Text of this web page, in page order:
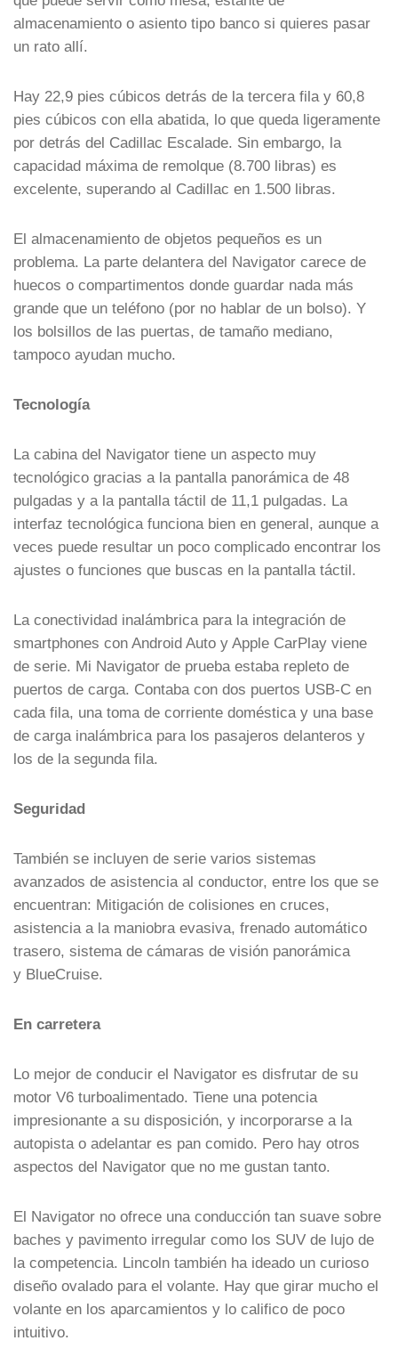
almacenamiento o asiento tipo banco si quieres pasar
un rato allí.
Hay 22,9 pies cúbicos detrás de la tercera fila y 60,8
pies cúbicos con ella abatida, lo que queda ligeramente
por detrás del Cadillac Escalade. Sin embargo, la
capacidad máxima de remolque (8.700 libras) es
excelente, superando al Cadillac en 1.500 libras.
El almacenamiento de objetos pequeños es un
problema. La parte delantera del Navigator carece de
huecos o compartimentos donde guardar nada más
grande que un teléfono (por no hablar de un bolso). Y
los bolsillos de las puertas, de tamaño mediano,
tampoco ayudan mucho.
Tecnología
La cabina del Navigator tiene un aspecto muy
tecnológico gracias a la pantalla panorámica de 48
pulgadas y a la pantalla táctil de 11,1 pulgadas. La
interfaz tecnológica funciona bien en general, aunque a
veces puede resultar un poco complicado encontrar los
ajustes o funciones que buscas en la pantalla táctil.
La conectividad inalámbrica para la integración de
smartphones con Android Auto y Apple CarPlay viene
de serie. Mi Navigator de prueba estaba repleto de
puertos de carga. Contaba con dos puertos USB-C en
cada fila, una toma de corriente doméstica y una base
de carga inalámbrica para los pasajeros delanteros y
los de la segunda fila.
Seguridad
También se incluyen de serie varios sistemas
avanzados de asistencia al conductor, entre los que se
encuentran: Mitigación de colisiones en cruces,
asistencia a la maniobra evasiva, frenado automático
trasero, sistema de cámaras de visión panorámica
y BlueCruise.
En carretera
Lo mejor de conducir el Navigator es disfrutar de su
motor V6 turboalimentado. Tiene una potencia
impresionante a su disposición, y incorporarse a la
autopista o adelantar es pan comido. Pero hay otros
aspectos del Navigator que no me gustan tanto.
El Navigator no ofrece una conducción tan suave sobre
baches y pavimento irregular como los SUV de lujo de
la competencia. Lincoln también ha ideado un curioso
diseño ovalado para el volante. Hay que girar mucho el
volante en los aparcamientos y lo califico de poco
intuitivo.